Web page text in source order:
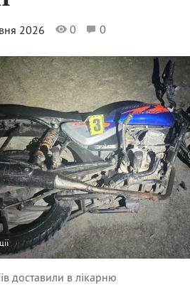
2026 0 0
доставили в лікарню